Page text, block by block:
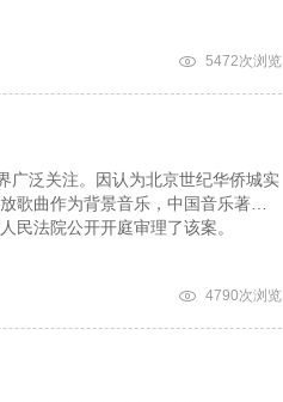
5472次浏览
广泛关注。因认为北京世纪华侨城实
歌曲作为背景音乐，中国音乐著作
民法院公开开庭审理了该案。
4790次浏览